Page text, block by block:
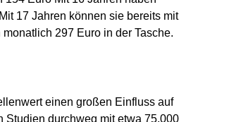
17 Jahren können sie bereits mit
297 Euro in der Tasche.
einen großen Einfluss auf
Studien durchweg mit etwa 75.000